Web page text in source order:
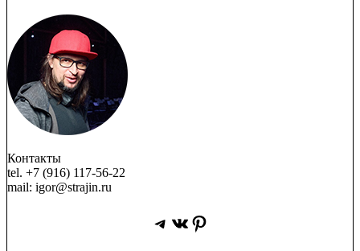
Контакты
tel. +7 (916) 117-56-22
mail: igor@strajin.ru
Telegram
ВКонтакте
Pinterest